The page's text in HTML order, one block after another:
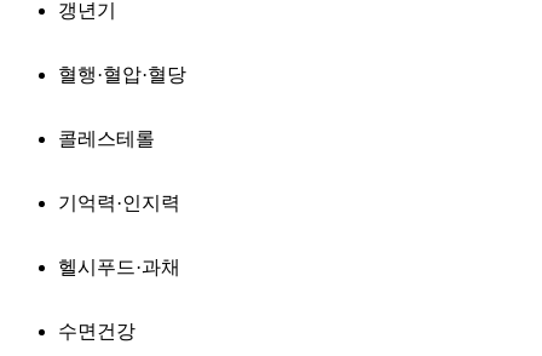
갱년기
혈행·혈압·혈당
콜레스테롤
기억력·인지력
헬시푸드·과채
수면건강